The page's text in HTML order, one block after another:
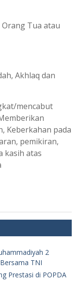
Tua atau
Akhlaq dan
mencabut
Keberkahan pada
pemikiran,
kasih atas
2
TNI
Prestasi di POPDA